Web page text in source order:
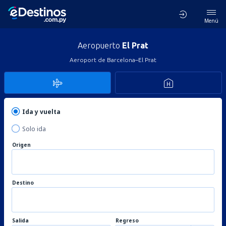
Menú
Aeropuerto El Prat
Aeroport de Barcelona–El Prat
Ida y vuelta
Solo ida
Origen
Destino
Salida Regreso